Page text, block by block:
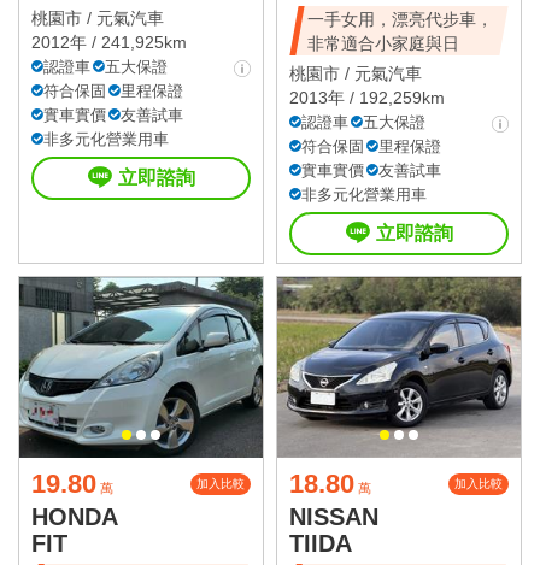
桃園市 / 元氣汽車
2012年 / 241,925km
認證車
五大保證
符合保固
里程保證
實車實價
友善試車
非多元化營業用車
立即諮詢
一手女用，漂亮代步車，
非常適合小家庭與日
桃園市 / 元氣汽車
2013年 / 192,259km
認證車
五大保證
符合保固
里程保證
實車實價
友善試車
非多元化營業用車
立即諮詢
19.80 萬 加入比較
HONDA
FIT
18.80 萬 加入比較
NISSAN
TIIDA